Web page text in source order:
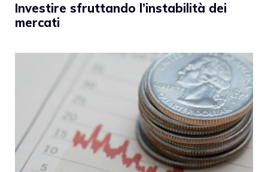
Investire sfruttando l’instabilità dei
mercati